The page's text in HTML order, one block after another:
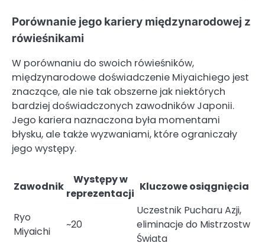
Porównanie jego kariery międzynarodowej z
rówieśnikami
W porównaniu do swoich rówieśników,
międzynarodowe doświadczenie Miyaichiego jest
znaczące, ale nie tak obszerne jak niektórych
bardziej doświadczonych zawodników Japonii.
Jego kariera naznaczona była momentami
błysku, ale także wyzwaniami, które ograniczały
jego występy.
Zawodnik
Występy w
reprezentacji
Kluczowe osiągnięcia
Ryo
Miyaichi
~20
Uczestnik Pucharu Azji,
eliminacje do Mistrzostw
Świata